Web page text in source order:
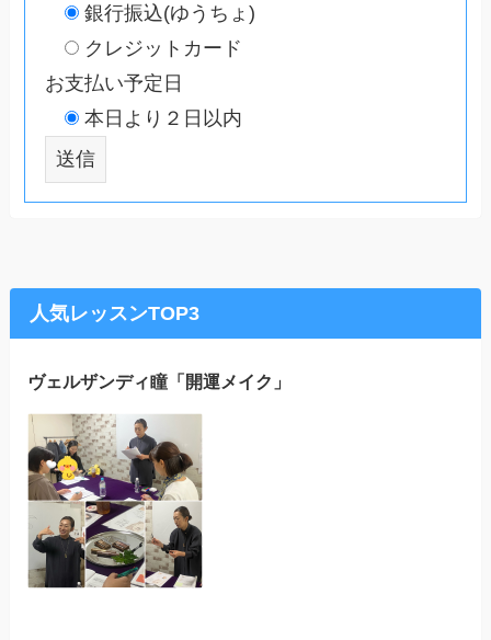
銀行振込(ゆうちょ)
クレジットカード
お支払い予定日
本日より２日以内
人気レッスンTOP3
ヴェルザンディ瞳「開運メイク」